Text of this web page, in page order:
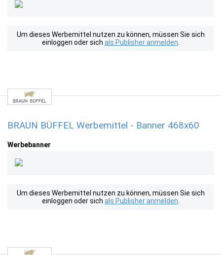
Um dieses Werbemittel nutzen zu können, müssen Sie sich
einloggen oder sich als Publisher anmelden
BRAUN BÜFFEL Werbemittel - Banner 468x60
Werbebanner
Um dieses Werbemittel nutzen zu können, müssen Sie sich
einloggen oder sich als Publisher anmelden